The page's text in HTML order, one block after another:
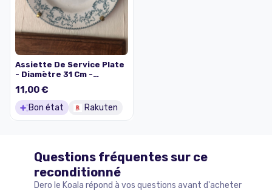
Assiette De Service Plate
- Diamètre 31 Cm -
Sarreguemines
11,00 €
Bon état Rakuten
Questions fréquentes sur ce
reconditionné
Dero le Koala répond à vos questions avant d'acheter